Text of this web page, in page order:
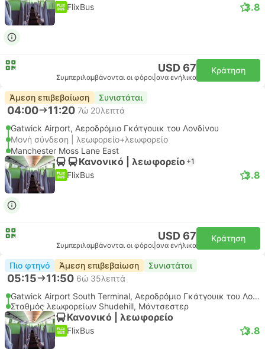
FlixBus 3.8
USD 67
Συμπεριλαμβάνονται οι φόροι ανα ενήλικα
Κράτηση
Άμεση επιβεβαίωση Συνιστάται
04:00 11:20 7ώ 20λεπτά
Gatwick Airport, Αεροδρόμιο Γκάτγουικ του Λονδίνου
Μονή σύνδεση | λεωφορείο+λεωφορείο
Manchester Moss Lane East
Κανονικό | λεωφορείο +1
FlixBus 3.8
USD 67
Συμπεριλαμβάνονται οι φόροι ανα ενήλικα
Κράτηση
Πιο φτηνό Άμεση επιβεβαίωση Συνιστάται
05:15 11:50 6ώ 35λεπτά
Gatwick Airport South Terminal, Αεροδρόμιο Γκάτγουικ του Λονδίνου
Σταθμός λεωφορείων Shudehill, Μάντσεστερ
Κανονικό | λεωφορείο
FlixBus 3.8